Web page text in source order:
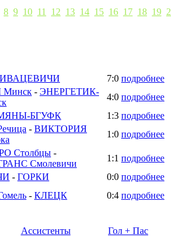
8 9 10 11 12 13 14 15 16 17 18 19
ИВАЦЕВИЧИ 7:0 подробнее
- ЭНЕРГЕТИК-
4:0 подробнее
БГУФК 1:3 подробнее
- ВИКТОРИЯ
1:0 подробнее
Столбцы -
Смолевичи
1:1 подробнее
- ГОРКИ 0:0 подробнее
- КЛЕЦК 0:4 подробнее
Ассистенты Гол + Пас